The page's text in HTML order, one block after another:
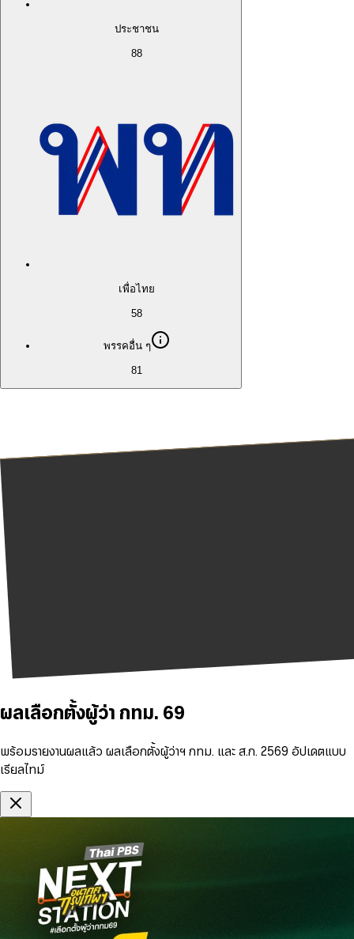
ประชาชน
88
เพื่อไทย
58
พรรคอื่น ๆ
81
ผลเลือกตั้งผู้ว่า กทม. 69
พร้อมรายงานผลแล้ว ผลเลือกตั้งผู้ว่าฯ กทม. และ ส.ก. 2569 อัปเดตแบบ
เรียลไทม์